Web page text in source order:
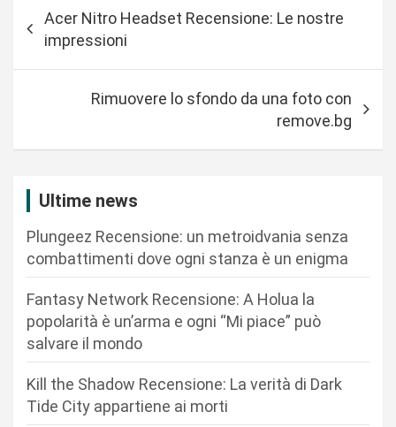
a
Acer Nitro Headset Recensione: Le nostre
impressioni
Rimuovere lo sfondo da una foto con
remove.bg
Ultime news
Plungeez Recensione: un metroidvania senza
combattimenti dove ogni stanza è un enigma
Fantasy Network Recensione: A Holua la
popolarità è un’arma e ogni “Mi piace” può
salvare il mondo
Kill the Shadow Recensione: La verità di Dark
Tide City appartiene ai morti